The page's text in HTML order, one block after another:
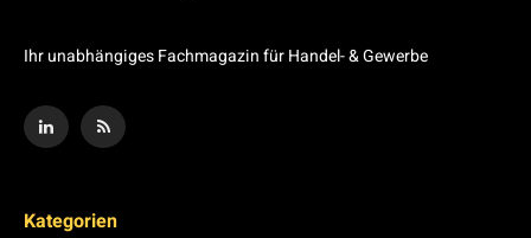
Ihr unabhängiges Fachmagazin für Handel- & Gewerbe
Kategorien